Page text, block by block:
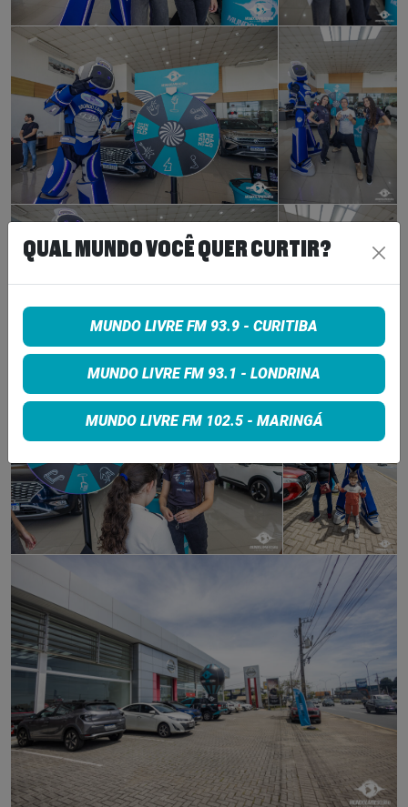
QUAL MUNDO VOCÊ QUER CURTIR?
MUNDO LIVRE FM 93.9 - CURITIBA
MUNDO LIVRE FM 93.1 - LONDRINA
MUNDO LIVRE FM 102.5 - MARINGÁ